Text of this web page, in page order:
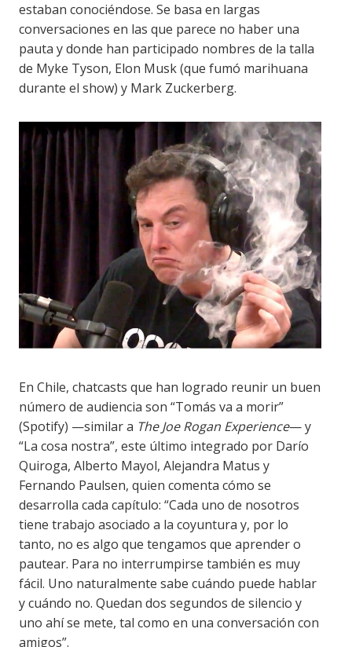
estaban conociéndose. Se basa en largas
conversaciones en las que parece no haber una
pauta y donde han participado nombres de la talla
de Myke Tyson, Elon Musk (que fumó marihuana
durante el show) y Mark Zuckerberg.
En Chile, chatcasts que han logrado reunir un buen
número de audiencia son “Tomás va a morir”
(Spotify) —similar a The Joe Rogan Experience— y
“La cosa nostra”, este último integrado por Darío
Quiroga, Alberto Mayol, Alejandra Matus y
Fernando Paulsen, quien comenta cómo se
desarrolla cada capítulo: “Cada uno de nosotros
tiene trabajo asociado a la coyuntura y, por lo
tanto, no es algo que tengamos que aprender o
pautear. Para no interrumpirse también es muy
fácil. Uno naturalmente sabe cuándo puede hablar
y cuándo no. Quedan dos segundos de silencio y
uno ahí se mete, tal como en una conversación con
amigos”.